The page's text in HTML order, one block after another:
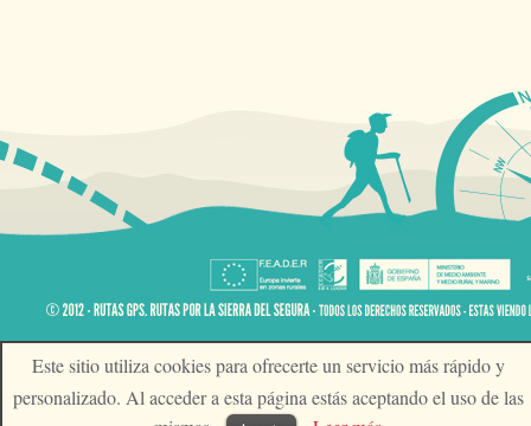
Este sitio utiliza cookies para ofrecerte un servicio más rápido y
personalizado. Al acceder a esta página estás aceptando el uso de las